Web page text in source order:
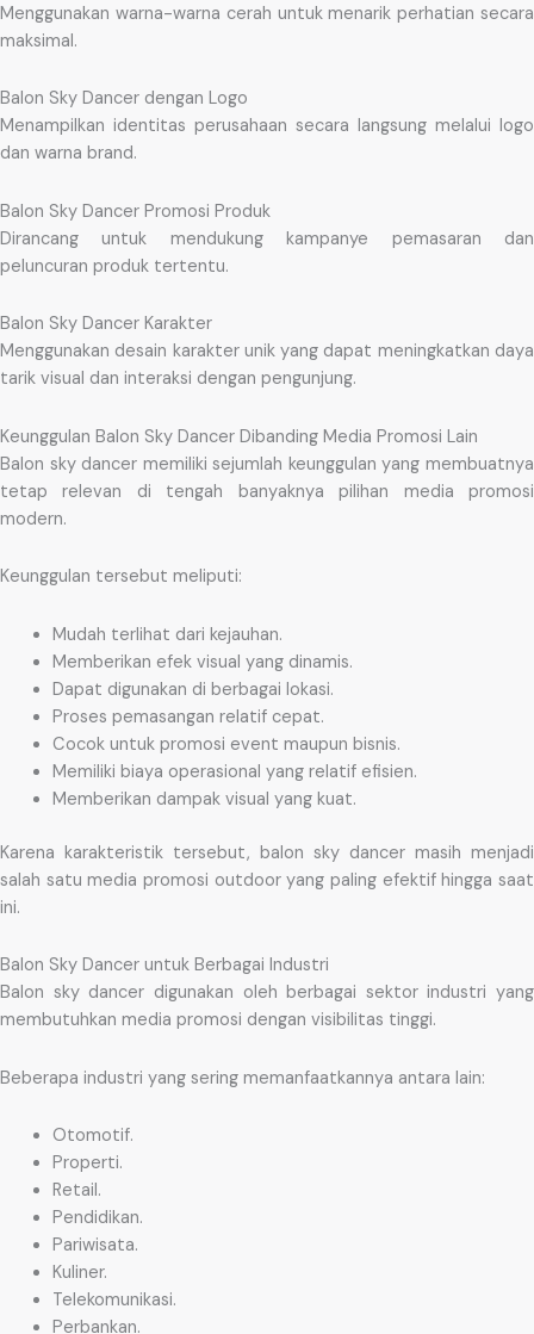
Menggunakan warna-warna cerah untuk menarik perhatian secara
maksimal.
Balon Sky Dancer dengan Logo
Menampilkan identitas perusahaan secara langsung melalui logo
dan warna brand.
Balon Sky Dancer Promosi Produk
Dirancang untuk mendukung kampanye pemasaran dan
peluncuran produk tertentu.
Balon Sky Dancer Karakter
Menggunakan desain karakter unik yang dapat meningkatkan daya
tarik visual dan interaksi dengan pengunjung.
Keunggulan Balon Sky Dancer Dibanding Media Promosi Lain
Balon sky dancer memiliki sejumlah keunggulan yang membuatnya
tetap relevan di tengah banyaknya pilihan media promosi
modern.
Keunggulan tersebut meliputi:
Mudah terlihat dari kejauhan.
Memberikan efek visual yang dinamis.
Dapat digunakan di berbagai lokasi.
Proses pemasangan relatif cepat.
Cocok untuk promosi event maupun bisnis.
Memiliki biaya operasional yang relatif efisien.
Memberikan dampak visual yang kuat.
Karena karakteristik tersebut, balon sky dancer masih menjadi
salah satu media promosi outdoor yang paling efektif hingga saat
ini.
Balon Sky Dancer untuk Berbagai Industri
Balon sky dancer digunakan oleh berbagai sektor industri yang
membutuhkan media promosi dengan visibilitas tinggi.
Beberapa industri yang sering memanfaatkannya antara lain:
Otomotif.
Properti.
Retail.
Pendidikan.
Pariwisata.
Kuliner.
Telekomunikasi.
Perbankan.